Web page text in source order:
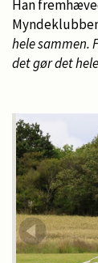
Han
hele sammen.
det gør det